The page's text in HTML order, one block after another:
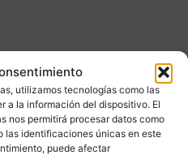
utilizamos tecnologías como las
a la información del dispositivo. El
nos permitirá procesar datos como
las identificaciones únicas en este
puede afectar